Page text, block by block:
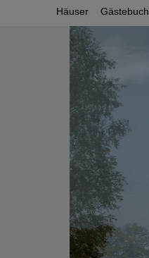
Häuser Gästebuch